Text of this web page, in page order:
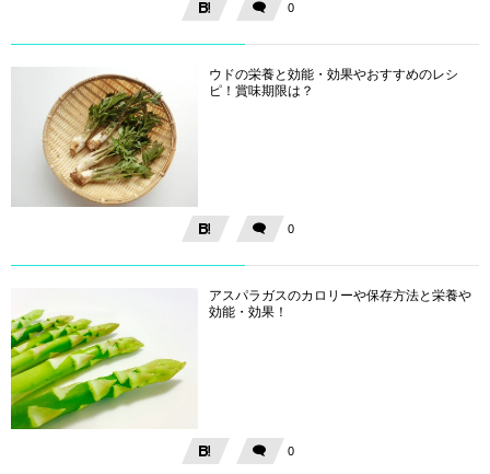
0
ウドの栄養と効能・効果やおすすめのレシ
ピ！賞味期限は？
0
アスパラガスのカロリーや保存方法と栄養や
効能・効果！
0